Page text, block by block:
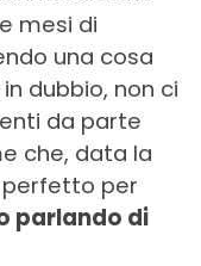
mesi di
una cosa
dubbio, non ci
da parte
che, data la
perfetto per
parlando di